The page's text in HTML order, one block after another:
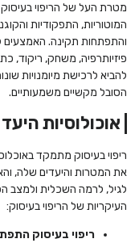
מטרת העל של הריפוי
המוטוריות, התפקודיות
והתפתחות תקינה. האמצעים
פיזיותרפיה, משחק, ריקוד,
להביא לרכישת מיומנויות
הסובל מקשיים משמעותיים.
אוכולוסיות
ריפוי בעיסוק מתמקד
את המטרות והיעדים שלה,
לגיל, לרמה השכלית ולמצב
העיקריות של הריפוי בעיסוק:
ריפוי בעיסוק